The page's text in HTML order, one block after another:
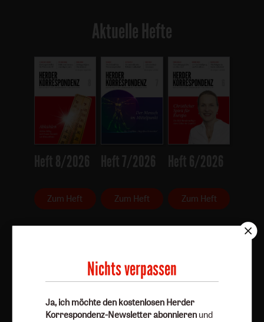
Aktuelle Hefte
Heft 8/2026
Zum Heft
Heft 7/2026
Zum Heft
Heft 6/2026
Zum Heft
Abo bestellen
Nichts verpassen
Ja, ich möchte den kostenlosen Herder
Korrespondenz-Newsletter abonnieren und